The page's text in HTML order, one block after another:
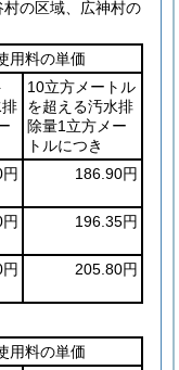
の区域、広神村の
用料の単価
10立方メートル
を超える汚水排
除量1立方メー
トルにつき
186.90円
196.35円
205.80円
用料の単価